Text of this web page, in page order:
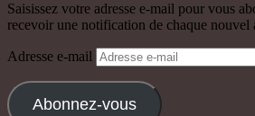
Rechercher :
Archives
juin 2026(1)